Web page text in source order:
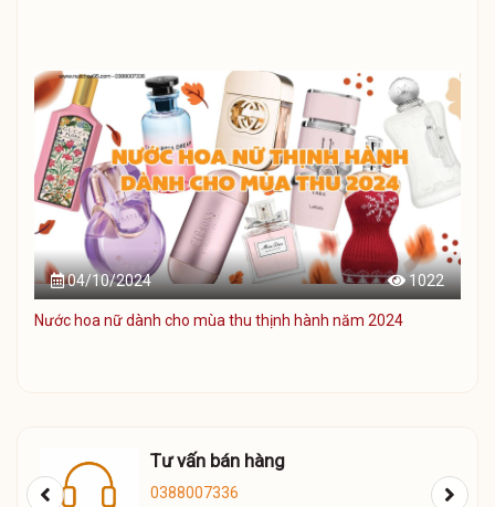
04/10/2024 1022
Nước hoa nữ dành cho mùa thu thịnh hành năm 2024
Tư vấn bán hàng
0388007336